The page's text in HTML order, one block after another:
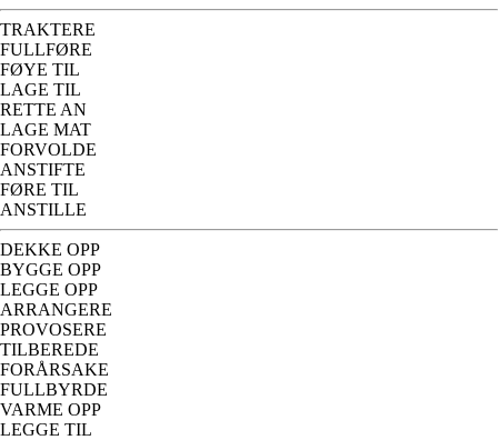
TRAKTERE
FULLFØRE
FØYE TIL
LAGE TIL
RETTE AN
LAGE MAT
FORVOLDE
ANSTIFTE
FØRE TIL
ANSTILLE
DEKKE OPP
BYGGE OPP
LEGGE OPP
ARRANGERE
PROVOSERE
TILBEREDE
FORÅRSAKE
FULLBYRDE
VARME OPP
LEGGE TIL